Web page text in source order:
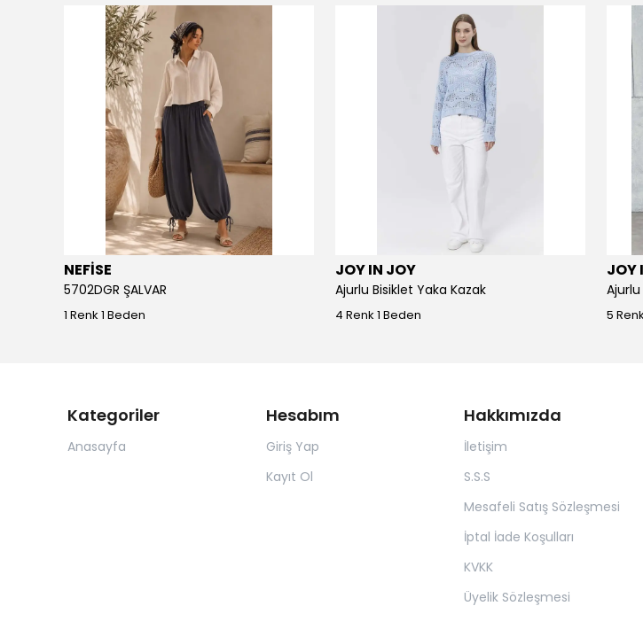
NEFİSE
5702DGR ŞALVAR
1 Renk 1 Beden
JOY IN JOY
Ajurlu Bisiklet Yaka Kazak
4 Renk 1 Beden
JOY
Ajurlu
5
Kategoriler
Anasayfa
Hesabım
Giriş Yap
Kayıt Ol
Hakkımızda
İletişim
S.S.S
Mesafeli Satış Sözleşmesi
İptal İade Koşulları
KVKK
Üyelik Sözleşmesi